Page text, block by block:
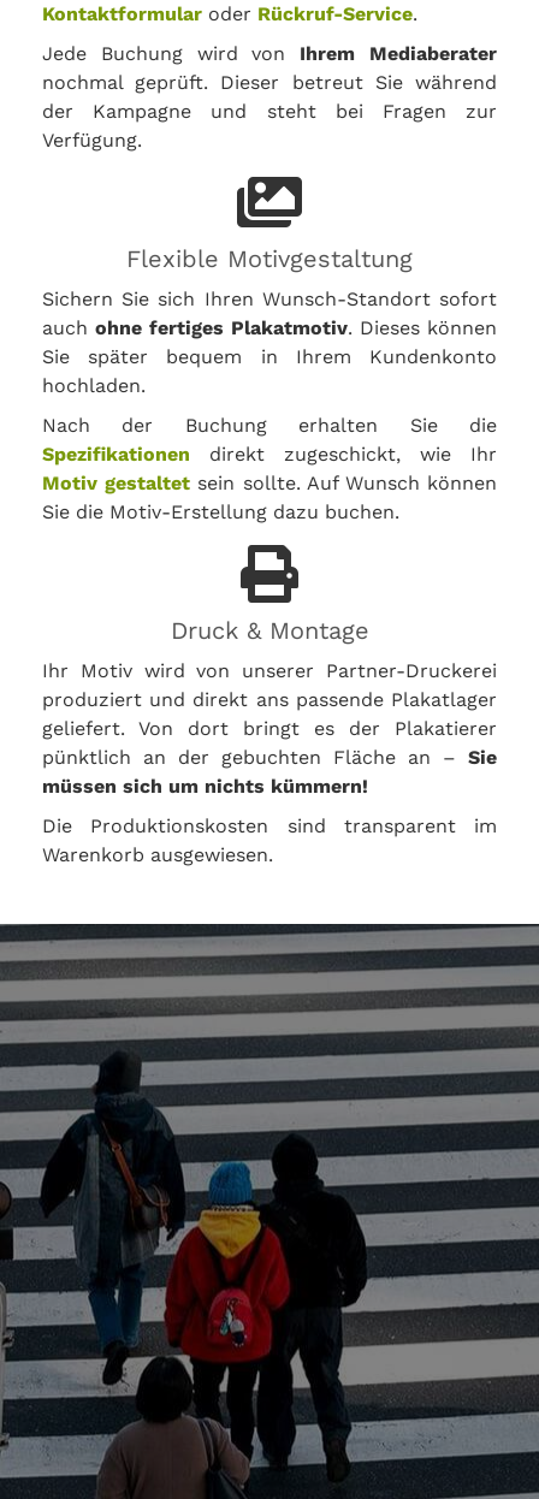
Kontaktformular oder Rückruf-Service.
Jede Buchung wird von Ihrem Mediaberater
nochmal geprüft. Dieser betreut Sie während
der Kampagne und steht bei Fragen zur
Verfügung.
Flexible Motivgestaltung
Sichern Sie sich Ihren Wunsch-Standort sofort
auch ohne fertiges Plakatmotiv. Dieses können
Sie später bequem in Ihrem Kundenkonto
hochladen.
Nach der Buchung erhalten Sie die
Spezifikationen direkt zugeschickt, wie Ihr
Motiv gestaltet sein sollte. Auf Wunsch können
Sie die Motiv-Erstellung dazu buchen.
Druck & Montage
Ihr Motiv wird von unserer Partner-Druckerei
produziert und direkt ans passende Plakatlager
geliefert. Von dort bringt es der Plakatierer
pünktlich an der gebuchten Fläche an – Sie
müssen sich um nichts kümmern!
Die Produktionskosten sind transparent im
Warenkorb ausgewiesen.